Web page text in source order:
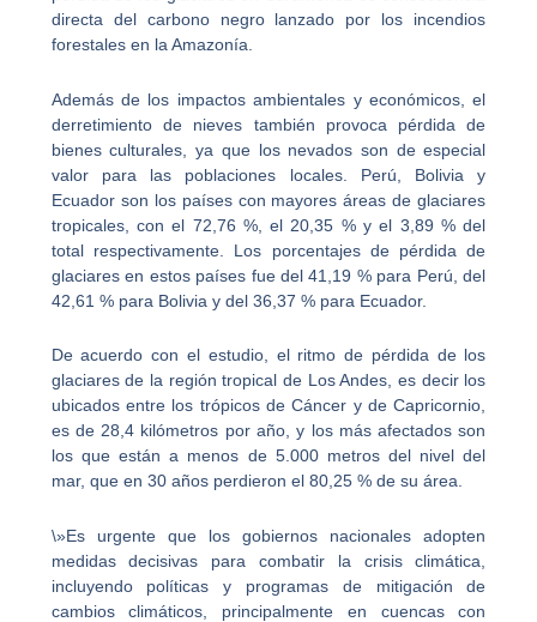
directa del carbono negro lanzado por los incendios
forestales en la Amazonía.
Además de los impactos ambientales y económicos, el
derretimiento de nieves también provoca pérdida de
bienes culturales, ya que los nevados son de especial
valor para las poblaciones locales. Perú, Bolivia y
Ecuador son los países con mayores áreas de glaciares
tropicales, con el 72,76 %, el 20,35 % y el 3,89 % del
total respectivamente. Los porcentajes de pérdida de
glaciares en estos países fue del 41,19 % para Perú, del
42,61 % para Bolivia y del 36,37 % para Ecuador.
De acuerdo con el estudio, el ritmo de pérdida de los
glaciares de la región tropical de Los Andes, es decir los
ubicados entre los trópicos de Cáncer y de Capricornio,
es de 28,4 kilómetros por año, y los más afectados son
los que están a menos de 5.000 metros del nivel del
mar, que en 30 años perdieron el 80,25 % de su área.
\»Es urgente que los gobiernos nacionales adopten
medidas decisivas para combatir la crisis climática,
incluyendo políticas y programas de mitigación de
cambios climáticos, principalmente en cuencas con